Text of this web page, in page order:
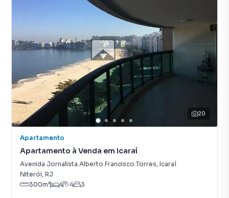
20
Apartamento
Apartamento à Venda em Icaraí
Avenida Jornalista Alberto Francisco Torres, Icaraí
Niterói, RJ
300m² 4 4 3